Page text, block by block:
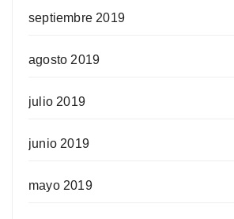
septiembre 2019
agosto 2019
julio 2019
junio 2019
mayo 2019